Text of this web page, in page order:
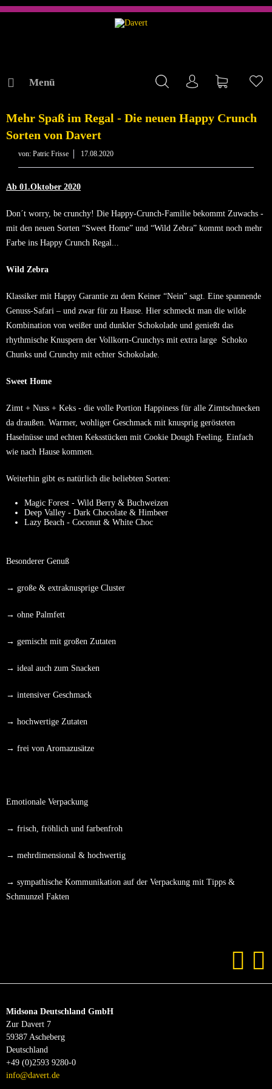
Menü Mein KontoWarenkorb
AKTUELLES
Mehr Spaß im Regal - Die neuen Happy Crunch
Sorten von Davert
von: Patric Frisse 17.08.2020
Ab 01.Oktober 2020
Don´t worry, be crunchy! Die Happy-Crunch-Familie bekommt Zuwachs -
mit den neuen Sorten “Sweet Home” und “Wild Zebra” kommt noch mehr
Farbe ins Happy Crunch Regal...
Wild Zebra
Klassiker mit Happy Garantie zu dem Keiner “Nein” sagt. Eine spannende
Genuss-Safari – und zwar für zu Hause. Hier schmeckt man die wilde
Kombination von weißer und dunkler Schokolade und genießt das
rhythmische Knuspern der Vollkorn-Crunchys mit extra large Schoko
Chunks und Crunchy mit echter Schokolade.
Sweet Home
Zimt + Nuss + Keks - die volle Portion Happiness für alle Zimtschnecken
da draußen. Warmer, wohliger Geschmack mit knusprig gerösteten
Haselnüsse und echten Keksstücken mit Cookie Dough Feeling. Einfach
wie nach Hause kommen.
Weiterhin gibt es natürlich die beliebten Sorten:
Magic Forest - Wild Berry & Buchweizen
Deep Valley - Dark Chocolate & Himbeer
Lazy Beach - Coconut & White Choc
Besonderer Genuß
→ große & extraknusprige Cluster
→ ohne Palmfett
→ gemischt mit großen Zutaten
→ ideal auch zum Snacken
→ intensiver Geschmack
→ hochwertige Zutaten
→ frei von Aromazusätze
Emotionale Verpackung
→ frisch, fröhlich und farbenfroh
→ mehrdimensional & hochwertig
→ sympathische Kommunikation auf der Verpackung mit Tipps &
Schmunzel Fakten
Midsona Deutschland GmbH
Zur Davert 7
59387 Ascheberg
Deutschland
+49 (0)2593 9280-0
info@davert.de